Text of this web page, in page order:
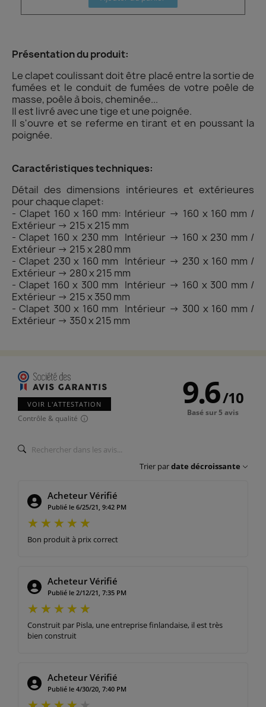
Présentation du produit:
Le clapet coulissant doit être placé entre la sortie de
fumées et le conduit de fumées de votre poêle de
masse, poêle à bois, cheminée...
Il est livré avec une tige et une poignée.
Il s'ouvre et se referme en tirant et en poussant la
poignée.
Caractéristiques techniques:
Détail des dimensions intérieures et extérieures
pour chaque clapet:
- Clapet 160 x 160 mm: Intérieur → 160 x 160 mm /
Extérieur → 215 x 215 mm
- Clapet 160 x 230 mm Intérieur → 160 x 230 mm /
Extérieur → 215 x 280 mm
- Clapet 230 x 160 mm Intérieur → 230 x 160 mm /
Extérieur → 280 x 215 mm
- Clapet 160 x 300 mm Intérieur → 160 x 300 mm /
Extérieur → 215 x 350 mm
- Clapet 300 x 160 mm Intérieur → 300 x 160 mm /
Extérieur → 350 x 215 mm
VOIR L'ATTESTATION
Contrôle & qualité
9.6/10
Basé sur 5 avis
Trier pardate décroissante
Acheteur Vérifié
Publié le 6/25/21, 9:42 PM
Bon produit à prix correct
Acheteur Vérifié
Publié le 2/12/21, 7:35 PM
Construit par Pisla, une entreprise finlandaise, il est très
bien construit
Acheteur Vérifié
Publié le 4/30/20, 7:40 PM